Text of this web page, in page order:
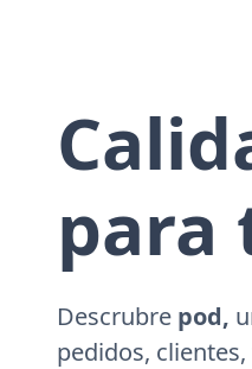
para
Descrubre pod,
pedidos,